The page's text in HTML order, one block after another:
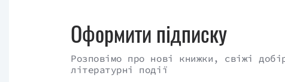
Оформити підписку
Розповімо про нові книжки, свіжі
літературні події